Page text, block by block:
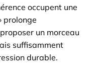
occupent une
prolonge
un morceau
suffisamment
durable.